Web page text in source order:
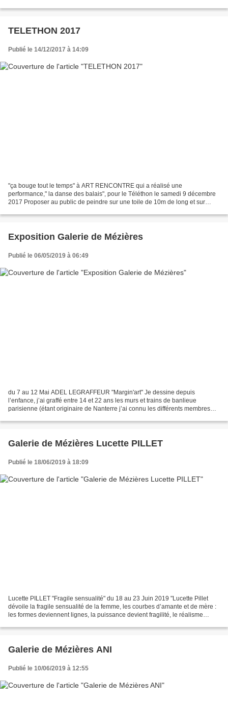
TELETHON 2017
Publié le 14/12/2017 à 14:09
"ça bouge tout le temps" à ART RENCONTRE qui a réalisé une
performance," la danse des balais", pour le Téléthon le samedi 9 décembre
2017 Proposer au public de peindre sur une toile de 10m de long et sur
Exposition Galerie de Mézières
Publié le 06/05/2019 à 06:49
du 7 au 12 Mai ADEL LEGRAFFEUR "Margin'art" Je dessine depuis
l’enfance, j’ai graffé entre 14 et 22 ans les murs et trains de banlieue
parisienne (étant originaire de Nanterre j’ai connu les différents membres
Galerie de Mézières Lucette PILLET
Publié le 18/06/2019 à 18:09
Lucette PILLET "Fragile sensualité" du 18 au 23 Juin 2019 "Lucette Pillet
dévoile la fragile sensualité de la femme, les courbes d’amante et de mère :
les formes deviennent lignes, la puissance devient fragilité, le réalisme
Galerie de Mézières ANI
Publié le 10/06/2019 à 12:55